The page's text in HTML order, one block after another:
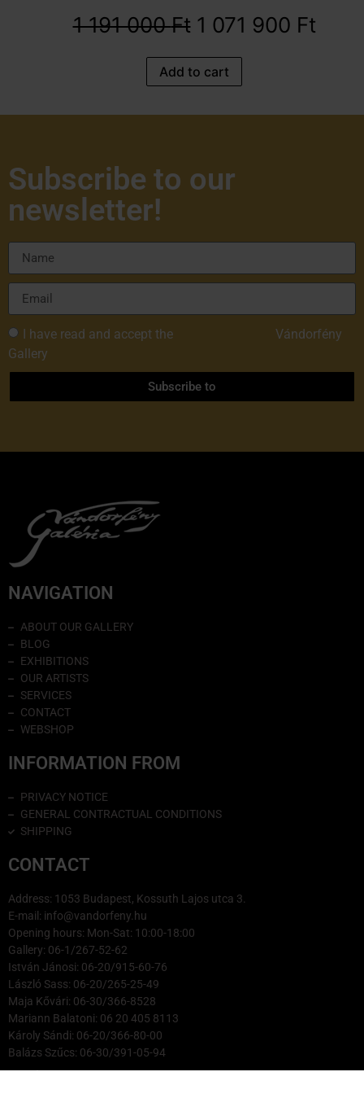
1 191 000Ft 1 071 900 Ft
Add to cart
Subscribe to our
newsletter!
I have read and accept the
Vándorfény
Gallery
Subscribe to
NAVIGATION
ABOUT OUR GALLERY
BLOG
EXHIBITIONS
OUR ARTISTS
SERVICES
CONTACT
WEBSHOP
INFORMATION FROM
PRIVACY NOTICE
GENERAL CONTRACTUAL CONDITIONS
SHIPPING
CONTACT
Address: 1053 Budapest, Kossuth Lajos utca 3.
E-mail: info@vandorfeny.hu
Opening hours: Mon-Sat: 10:00-18:00
Gallery: 06-1/267-52-62
István Jánosi: 06-20/915-60-76
László Sass: 06-20/265-25-49
Maja Kővári: 06-30/366-8528
Mariann Balatoni: 06 20 405 8113
Károly Sándi: 06-20/366-80-00
Balázs Szűcs: 06-30/391-05-94